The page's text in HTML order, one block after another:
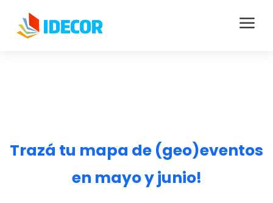
a
Trazá tu mapa de (geo)eventos
en mayo y junio!